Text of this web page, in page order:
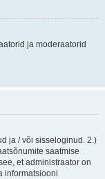
ja moderaatorid
ja / või sisseloginud. 2.)
saatmise
et administraator on
informatsiooni